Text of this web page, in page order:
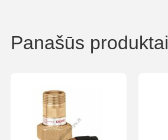
Panašūs produktai